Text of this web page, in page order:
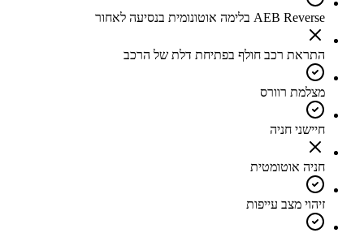
AEB Reverse בלימה אוטונומית בנסיעה לאחור
התראת רכב חולף בפתיחת דלת של הרכב
מצלמת רוורס
חיישני חניה
חניה אוטומטית
זיהוי מצב עייפות